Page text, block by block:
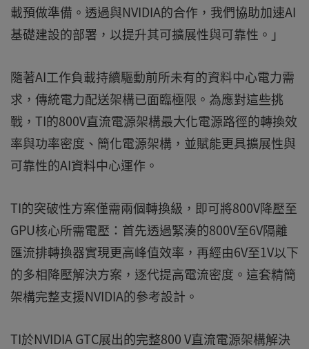
載預做準備。透過與NVIDIA的合作，我們協助加速AI
基礎建設的部署，以提升其可擴展性與可靠性。」
隨著AI工作負載持續驅動前所未有的資料中心電力需
求，傳統電力配送架構已面臨極限。為應對這些挑
戰，TI的800V直流電源架構最大化電源路徑的轉換效
率與功率密度、簡化電源架構，並賦能更具擴展性與
可靠性的AI資料中心運作。
TI的突破性方案僅需兩個轉換級，即可將800V降壓至
GPU核心所需電壓：首先透過緊湊的800V至6V隔離
匯流排轉換器實現更高峰值效率，再經由6V至1V以下
的多相降壓解決方案，逐代提高電流密度。這套精簡
架構完整支援NVIDIA的參考設計。
TI於NVIDIA GTC展出的完整800 V直流電源架構解決